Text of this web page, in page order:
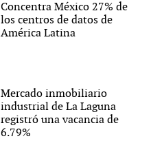
Concentra México 27% de
los centros de datos de
América Latina
Mercado inmobiliario
industrial de La Laguna
registró una vacancia de
6.79%